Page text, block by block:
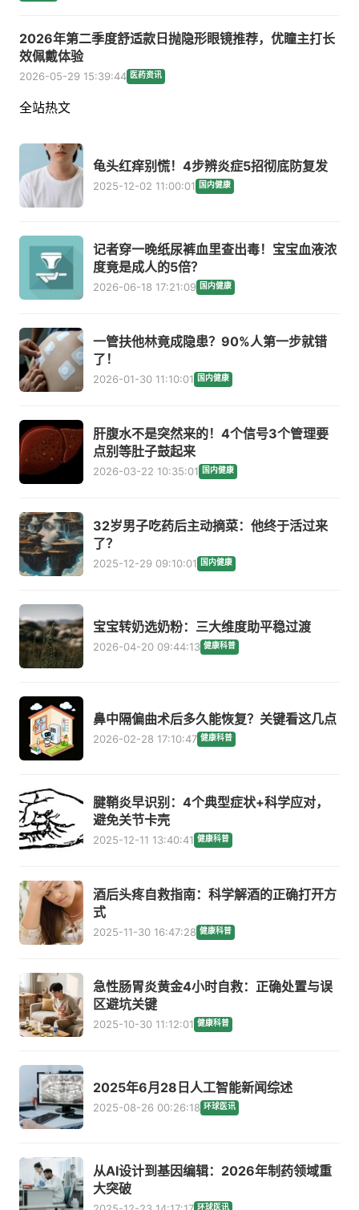
2026年第二季度舒适款日抛隐形眼镜推荐，优瞳主打长
效佩戴体验
2026-05-29 15:39:44 医药资讯
全站热文
龟头红痒别慌！4步辨炎症5招彻底防复发
2025-12-02 11:00:01 国内健康
记者穿一晚纸尿裤血里查出毒！宝宝血液浓
度竟是成人的5倍？
2026-06-18 17:21:09 国内健康
一管扶他林竟成隐患？90%人第一步就错
了！
2026-01-30 11:10:01 国内健康
肝腹水不是突然来的！4个信号3个管理要
点别等肚子鼓起来
2026-03-22 10:35:01 国内健康
32岁男子吃药后主动摘菜：他终于活过来
了？
2025-12-29 09:10:01 国内健康
宝宝转奶选奶粉：三大维度助平稳过渡
2026-04-20 09:44:13 健康科普
鼻中隔偏曲术后多久能恢复？关键看这几点
2026-02-28 17:10:47 健康科普
腱鞘炎早识别：4个典型症状+科学应对，
避免关节卡壳
2025-12-11 13:40:41 健康科普
酒后头疼自救指南：科学解酒的正确打开方
式
2025-11-30 16:47:28 健康科普
急性肠胃炎黄金4小时自救：正确处置与误
区避坑关键
2025-10-30 11:12:01 健康科普
2025年6月28日人工智能新闻综述
2025-08-26 00:26:18 环球医讯
从AI设计到基因编辑：2026年制药领域重
大突破
环球医讯